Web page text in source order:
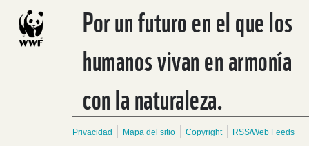
Por un futuro en el que los
humanos vivan en armonía
con la naturaleza.
Privacidad Mapa del sitio Copyright RSS/Web Feeds